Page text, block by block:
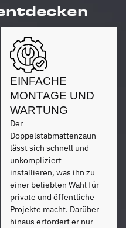
EINFACHE
MONTAGE UND
WARTUNG
Der
Doppelstabmattenzaun
lässt sich schnell und
unkompliziert
installieren, was ihn zu
einer beliebten Wahl für
private und öffentliche
Projekte macht. Darüber
hinaus erfordert er nur